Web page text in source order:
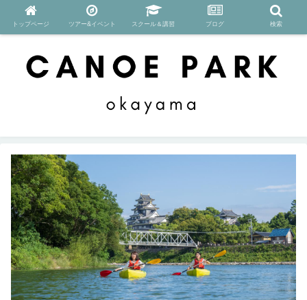
トップページ ツアー&イベント スクール＆講習 ブログ 検索